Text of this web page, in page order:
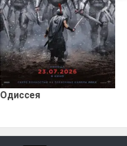
Одиссея